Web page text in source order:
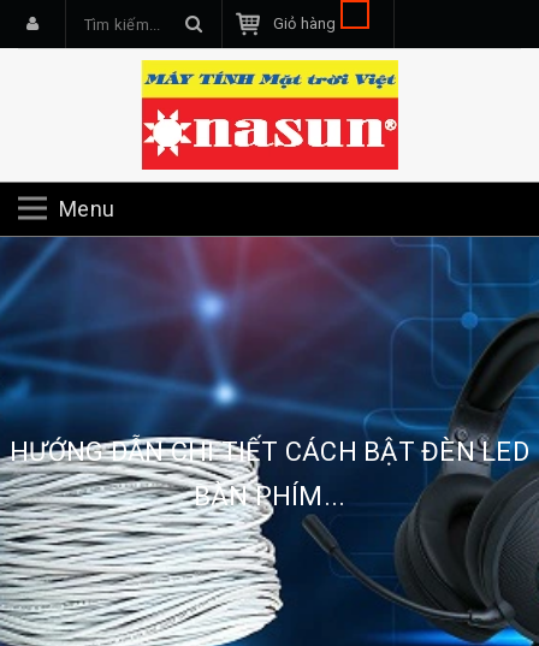
Giỏ hàng
Menu
HƯỚNG DẪN CHI TIẾT CÁCH BẬT ĐÈN LED
BÀN PHÍM...